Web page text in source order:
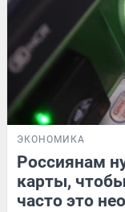
ЭКОНОМИКА
Россиянам
карты,
часто это